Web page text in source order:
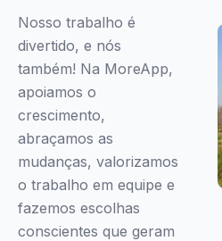
Nosso trabalho é
divertido, e nós
também! Na MoreApp,
apoiamos o
crescimento,
abraçamos as
mudanças, valorizamos
o trabalho em equipe e
fazemos escolhas
conscientes que geram